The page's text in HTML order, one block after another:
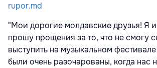
rupor.md
"Мои дорогие молдавские друзья! Я
прошу прощения за то, что не смогу
выступить на музыкальном
были очень разочарованы, когда нас